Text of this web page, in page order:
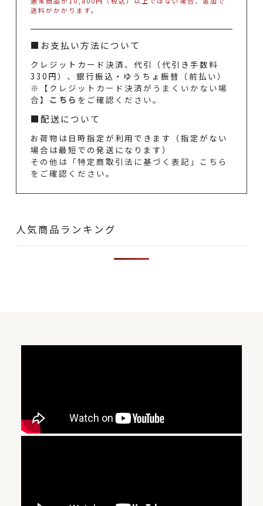
送料がかかります。
■お支払い方法について
クレジットカード決済、代引（代引き手数料
330円）、銀行振込・ゆうちょ振替（前払い）
※【クレジットカード決済がうまくいかない場
合】
こちら をご確認ください。
■配送について
お荷物は日時指定が利用できます（指定がない
場合は最短での発送になります）
その他は「特定商取引法に基づく表記」こちら
をご確認ください。
人気商品ランキング